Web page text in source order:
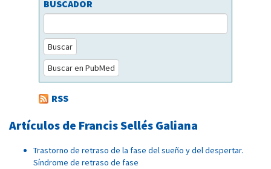
BUSCADOR
Buscar
Buscar en PubMed
RSS
Artículos de Francis Sellés Galiana
Trastorno de retraso de la fase del sueño y del despertar.
Síndrome de retraso de fase